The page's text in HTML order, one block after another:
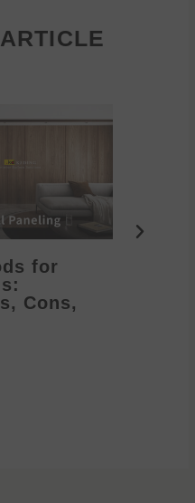
for
Cons,